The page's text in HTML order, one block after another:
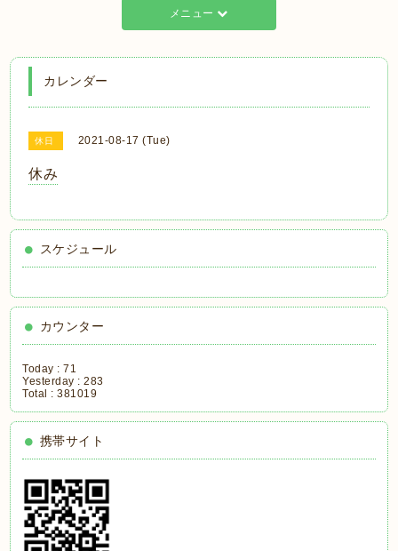
メニュー
カレンダー
休日 2021-08-17 (Tue)
休み
スケジュール
カウンター
Today :71
Yesterday :283
Total :381019
携帯サイト